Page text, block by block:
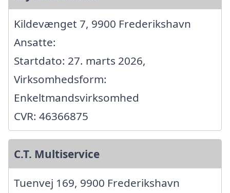
Kildevænget 7, 9900 Frederikshavn
Ansatte:
Startdato: 27. marts 2026,
Virksomhedsform:
Enkeltmandsvirksomhed
CVR: 46366875
C.T. Multiservice
Tuenvej 169, 9900 Frederikshavn